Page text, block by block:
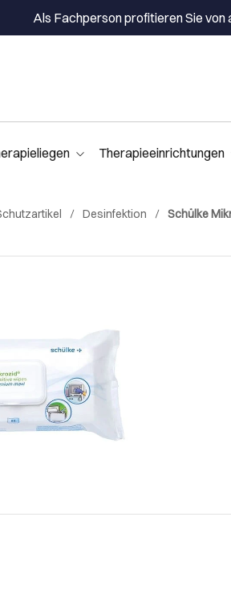
Als Fachperson profitieren Sie
Therapieeinrichtungen
Desinfektion Schülke